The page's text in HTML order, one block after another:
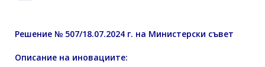
Решение № 507/18.07.2024 г. на Министерски съвет
Описание на иновациите: